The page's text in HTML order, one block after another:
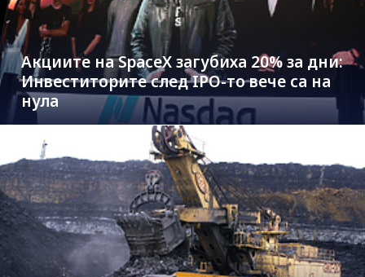
Акциите на SpaceX загубиха 20% за дни:
Инвеститорите след IPO-то вече са на
нула